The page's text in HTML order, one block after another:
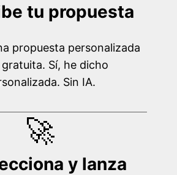
tu propuesta
propuesta personalizada
gratuita. Sí, he dicho
Sin IA.
🚀
y lanza